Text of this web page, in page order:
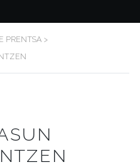
PRENTSA >